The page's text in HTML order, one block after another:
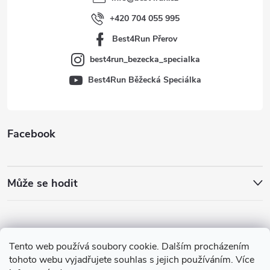
Tento web používá soubory cookie. Dalším procházením
tohoto webu vyjadřujete souhlas s jejich používáním. Více
Facebook
Může se hodit
+420 704 055 995
Best4Run Přerov
best4run_bezecka_specialka
Best4Run Běžecká Speciálka